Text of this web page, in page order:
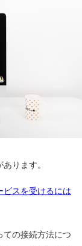
ります。
ビスを受けるには
ての接続方法につ